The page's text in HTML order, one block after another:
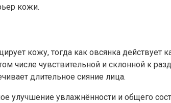
кожи.
кожу, тогда как овсянка действует
числе чувствительной и склонной к
длительное сияние лица.
улучшение увлажнённости и общего